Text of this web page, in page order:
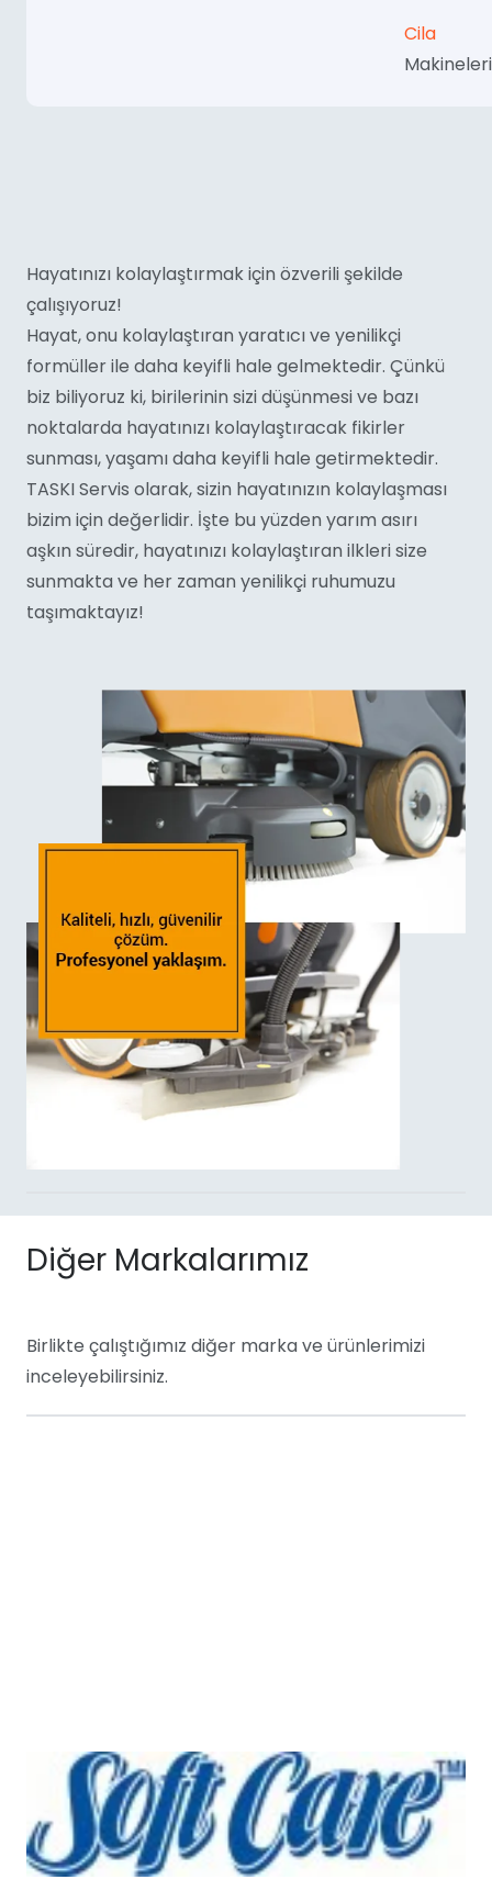
Cila
Makineleri
Hayatınızı kolaylaştırmak için özverili şekilde
çalışıyoruz!
Hayat, onu kolaylaştıran yaratıcı ve yenilikçi
formüller ile daha keyifli hale gelmektedir. Çünkü
biz biliyoruz ki, birilerinin sizi düşünmesi ve bazı
noktalarda hayatınızı kolaylaştıracak fikirler
sunması, yaşamı daha keyifli hale getirmektedir.
TASKI Servis olarak, sizin hayatınızın kolaylaşması
bizim için değerlidir. İşte bu yüzden yarım asırı
aşkın süredir, hayatınızı kolaylaştıran ilkleri size
sunmakta ve her zaman yenilikçi ruhumuzu
taşımaktayız!
Diğer Markalarımız
Birlikte çalıştığımız diğer marka ve ürünlerimizi
inceleyebilirsiniz.